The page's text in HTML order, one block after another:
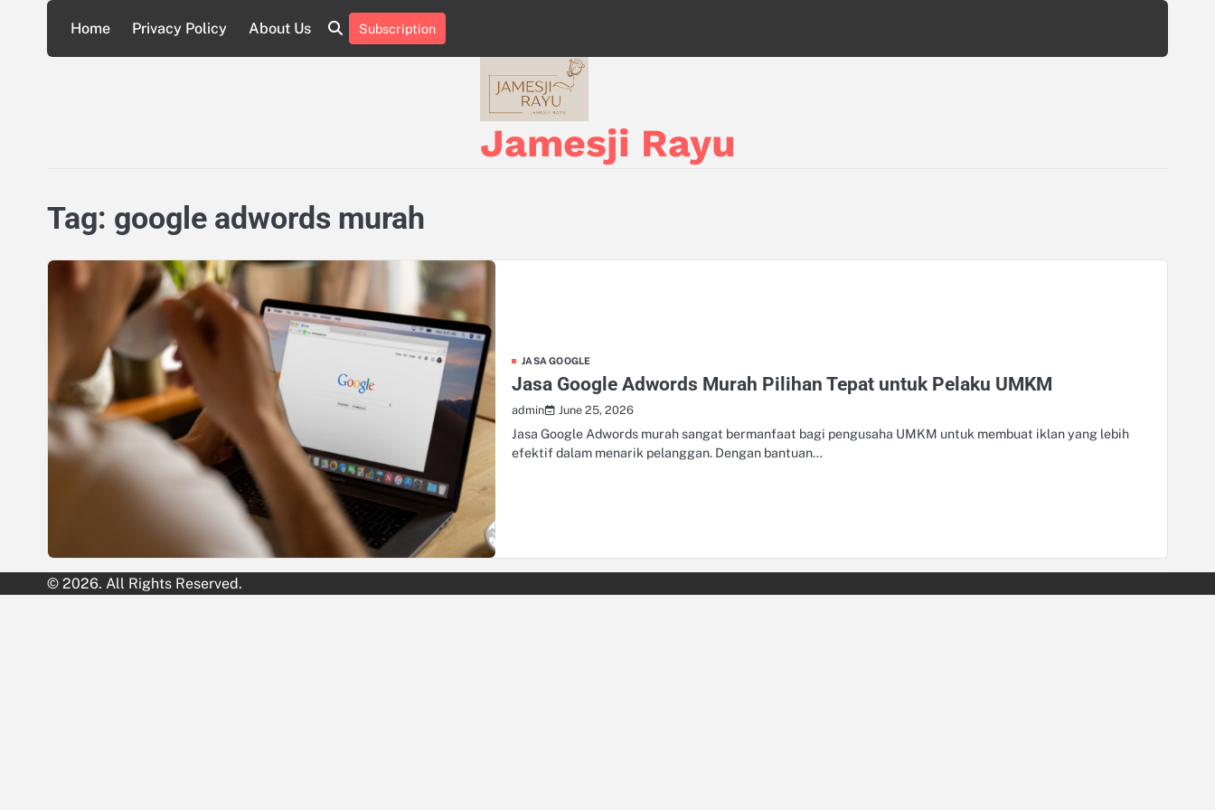
content
Home Privacy Policy About Us
About
Us
Privacy
Policy
Subscription
Jamesji Rayu
Tag: google adwords murah
JASA GOOGLE
Jasa Google Adwords Murah Pilihan Tepat untuk Pelaku UMKM
admin June 25, 2026
Jasa Google Adwords murah sangat bermanfaat bagi pengusaha UMKM untuk membuat iklan yang lebih
efektif dalam menarik pelanggan. Dengan bantuan…
© 2026. All Rights Reserved.